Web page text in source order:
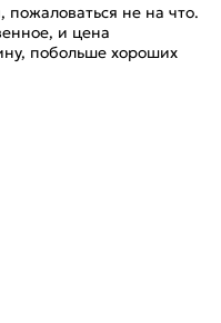
не на что.
и цена
побольше хороших